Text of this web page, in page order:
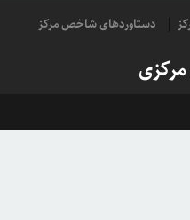
دستاوردهای شاخص مرکز